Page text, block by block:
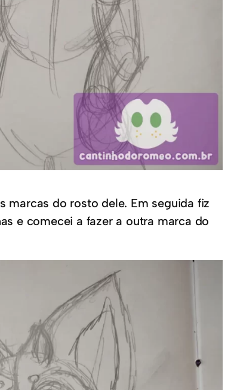
marcas do rosto dele. Em seguida fiz
e comecei a fazer a outra marca do